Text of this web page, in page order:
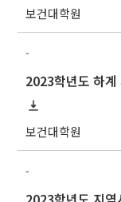
보건대학원
-
보건대학원
-